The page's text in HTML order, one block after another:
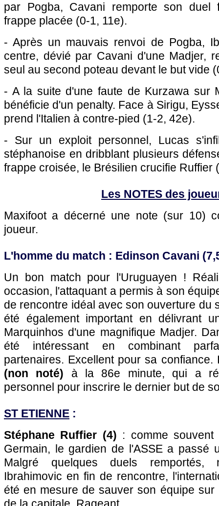
par Pogba, Cavani remporte son duel
frappe placée (0-1, 11e).
- Après un mauvais renvoi de Pogba,
centre, dévié par Cavani d'une Madjer,
seul au second poteau devant le but vide
- A la suite d'une faute de Kurzawa sur
bénéficie d'un penalty. Face à Sirigu,
prend l'Italien à contre-pied (1-2, 42e).
- Sur un exploit personnel, Lucas
stéphanoise en dribblant plusieurs
frappe croisée, le Brésilien crucifie Ruffier
Les NOTES des
Maxifoot a décerné une note (sur 10)
joueur.
L'homme du match : Edinson Cavani
Un bon match pour l'Uruguayen !
occasion, l'attaquant a permis à son
de rencontre idéal avec son ouverture du
été également important en délivrant
Marquinhos d'une magnifique Madjer.
été intéressant en combinant
partenaires. Excellent pour sa confiance.
(non noté) à la 86e minute, qui a
personnel pour inscrire le dernier but de
ST ETIENNE :
Stéphane Ruffier (4) : comme
Germain, le gardien de l'ASSE a passé
Malgré quelques duels remportés,
Ibrahimovic en fin de rencontre,
été en mesure de sauver son équipe